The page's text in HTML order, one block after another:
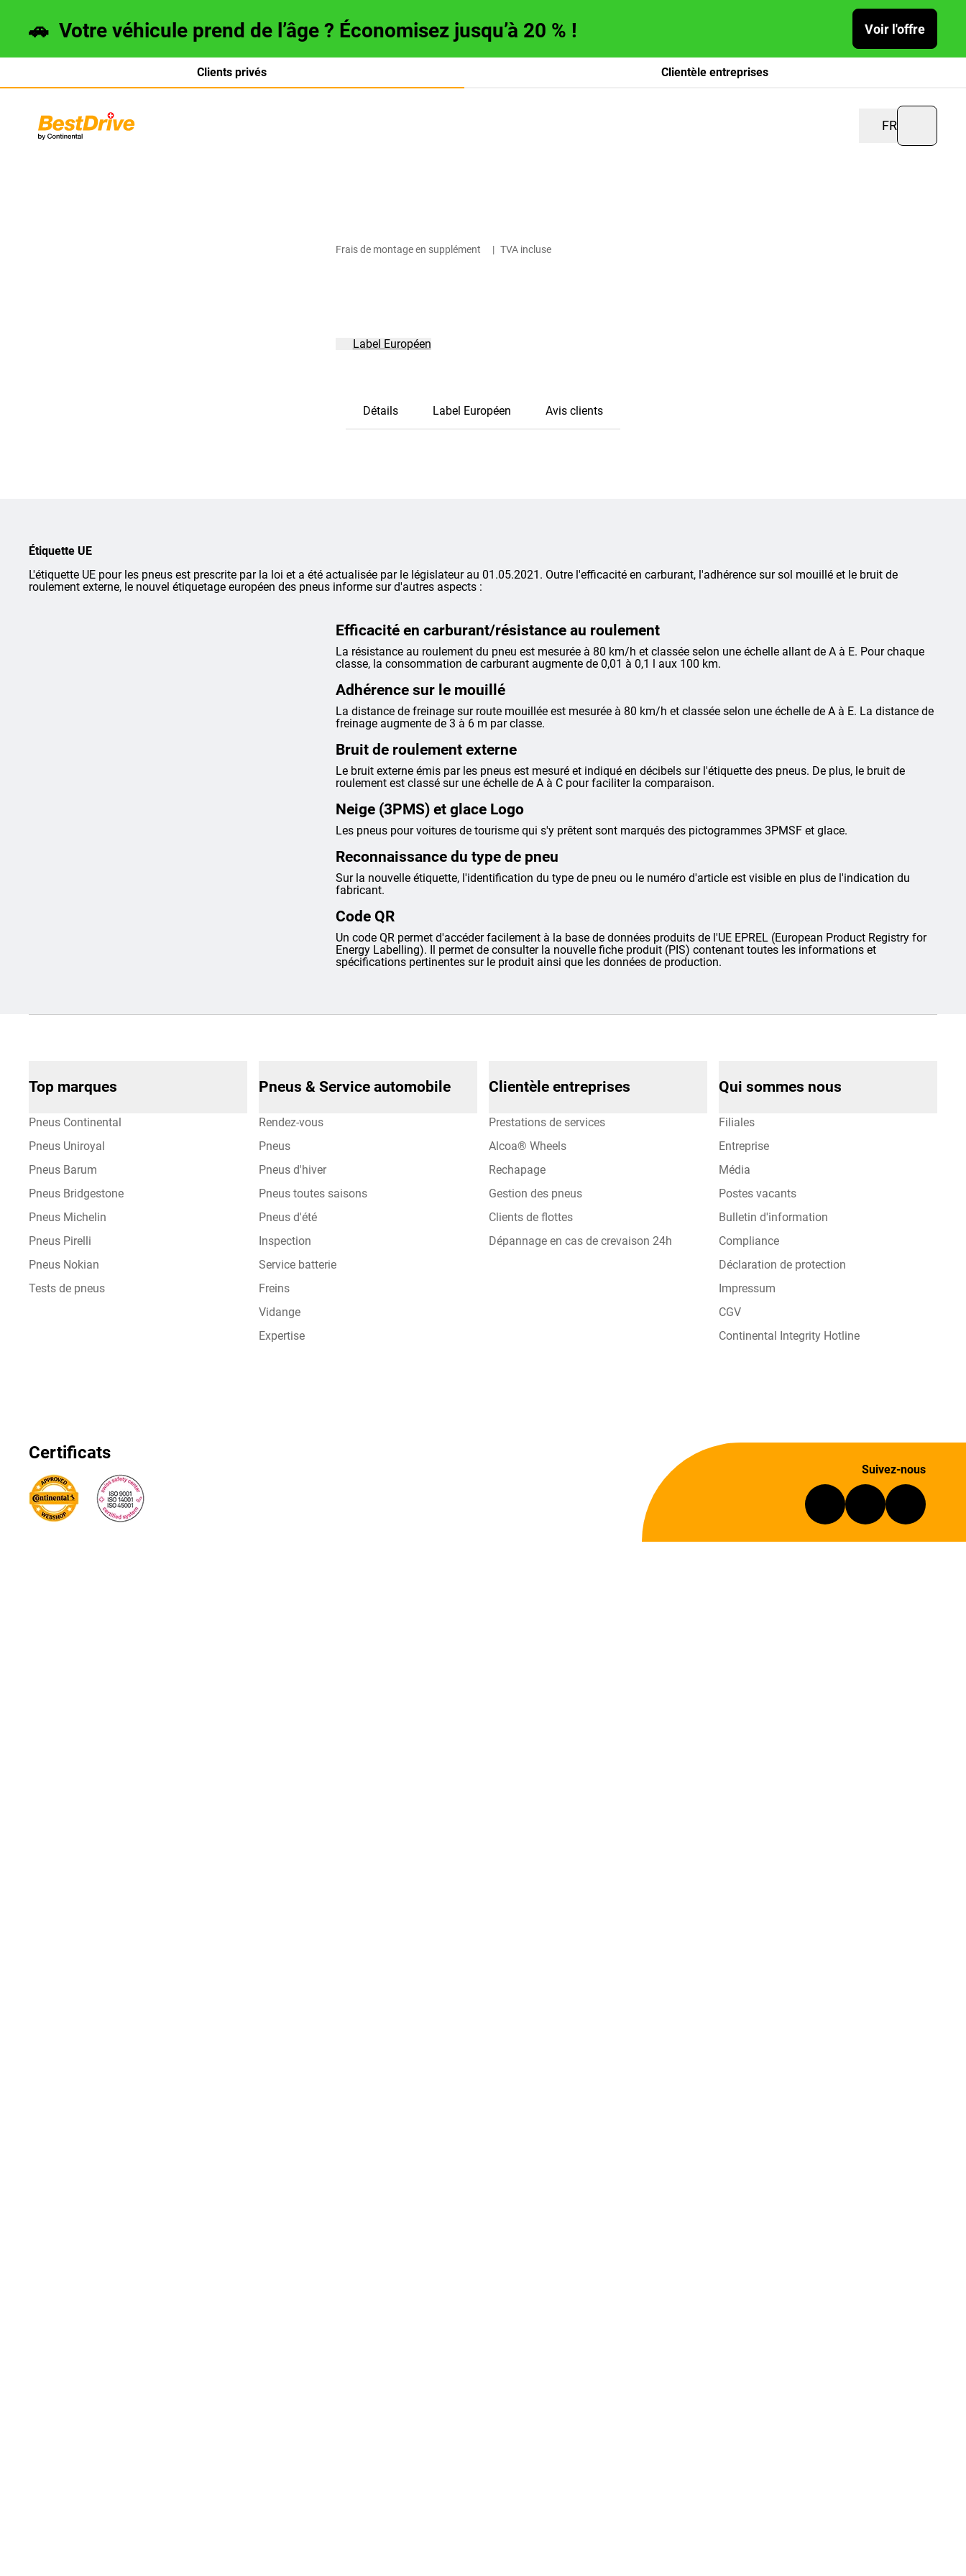
🚗 Votre véhicule prend de l’âge ? Économisez jusqu’à 20 % ! Voir l'offre
Clients privés Clientèle entreprises
FR
Deutsch
Frais de montage en supplément | TVA incluse
Label Européen
Détails Label Européen Avis clients
Étiquette UE
L'étiquette UE pour les pneus est prescrite par la loi et a été actualisée par le législateur au 01.05.2021. Outre l'efficacité en carburant, l'adhérence sur sol mouillé et le bruit de
roulement externe, le nouvel étiquetage européen des pneus informe sur d'autres aspects :
Efficacité en carburant/résistance au roulement
La résistance au roulement du pneu est mesurée à 80 km/h et classée selon une échelle allant de A à E. Pour chaque
classe, la consommation de carburant augmente de 0,01 à 0,1 l aux 100 km.
Adhérence sur le mouillé
La distance de freinage sur route mouillée est mesurée à 80 km/h et classée selon une échelle de A à E. La distance de
freinage augmente de 3 à 6 m par classe.
Bruit de roulement externe
Le bruit externe émis par les pneus est mesuré et indiqué en décibels sur l'étiquette des pneus. De plus, le bruit de
roulement est classé sur une échelle de A à C pour faciliter la comparaison.
Neige (3PMS) et glace Logo
Les pneus pour voitures de tourisme qui s'y prêtent sont marqués des pictogrammes 3PMSF et glace.
Reconnaissance du type de pneu
Sur la nouvelle étiquette, l'identification du type de pneu ou le numéro d'article est visible en plus de l'indication du
fabricant.
Code QR
Un code QR permet d'accéder facilement à la base de données produits de l'UE EPREL (European Product Registry for
Energy Labelling). Il permet de consulter la nouvelle fiche produit (PIS) contenant toutes les informations et
spécifications pertinentes sur le produit ainsi que les données de production.
Top marques
Pneus Continental
Pneus Uniroyal
Pneus Barum
Pneus Bridgestone
Pneus Michelin
Pneus Pirelli
Pneus Nokian
Tests de pneus
Pneus & Service automobile
Rendez-vous
Pneus
Pneus d'hiver
Pneus toutes saisons
Pneus d'été
Inspection
Service batterie
Freins
Vidange
Expertise
Clientèle entreprises
Prestations de services
Alcoa® Wheels
Rechapage
Gestion des pneus
Clients de flottes
Dépannage en cas de crevaison 24h
Qui sommes nous
Filiales
Entreprise
Média
Postes vacants
Bulletin d'information
Compliance
Déclaration de protection
Impressum
CGV
Continental Integrity Hotline
Certificats
Suivez-nous